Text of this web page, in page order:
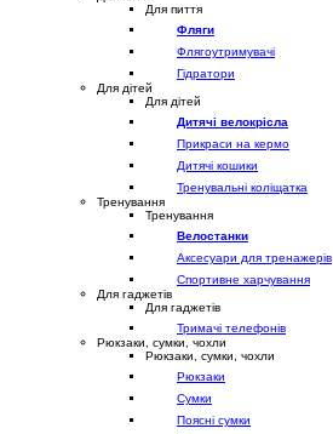
Для пиття
Фляги
Флягоутримувачі
Гідратори
Для дітей
Для дітей
Дитячі велокрісла
Прикраси на кермо
Дитячі кошики
Тренувальні коліщатка
Тренування
Тренування
Велостанки
Аксесуари для тренажерів
Спортивне харчування
Для гаджетів
Для гаджетів
Тримачі телефонів
Рюкзаки, сумки, чохли
Рюкзаки, сумки, чохли
Рюкзаки
Сумки
Поясні сумки